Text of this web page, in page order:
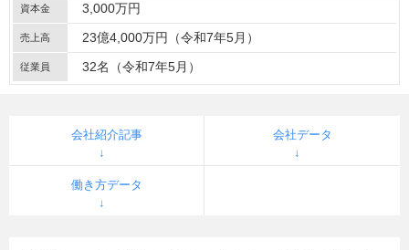
資本金 3,000万円
売上高 23億4,000万円（令和7年5月）
従業員 32名（令和7年5月）
会社紹介記事 会社データ
働き方データ